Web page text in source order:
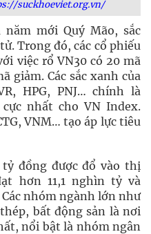
suckhoeviet.org.vn/
mới Quý Mão, sắc
Trong đó, các cổ phiếu
việc rổ VN30 có 20 mã
giảm. Các sắc xanh của
HPG, PNJ… chính là
nhất cho VN Index.
VNM… tạo áp lực tiêu
đồng được đổ vào thị
hơn 11,1 nghìn tỷ và
nhóm ngành lớn như
bất động sản là nơi
nổi bật là nhóm ngân